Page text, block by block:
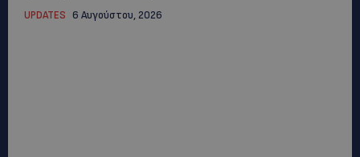
UPDATES 6 Αυγούστου, 2026